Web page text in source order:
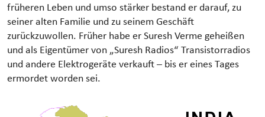
früheren Leben und umso stärker bestand er darauf, zu
seiner alten Familie und zu seinem Geschäft
zurückzuwollen. Früher habe er Suresh Verme geheißen
und als Eigentümer von „Suresh Radios“ Transistorradios
und andere Elektrogeräte verkauft – bis er eines Tages
ermordet worden sei.